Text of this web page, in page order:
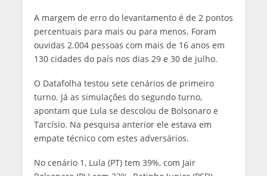
A margem de erro do levantamento é de 2 pontos
percentuais para mais ou para menos. Foram
ouvidas 2.004 pessoas com mais de 16 anos em
130 cidades do país nos dias 29 e 30 de julho.
O Datafolha testou sete cenários de primeiro
turno. Já as simulações do segundo turno,
apontam que Lula se descolou de Bolsonaro e
Tarcísio. Na pesquisa anterior ele estava em
empate técnico com estes adversários.
No cenário 1, Lula (PT) tem 39%, com Jair